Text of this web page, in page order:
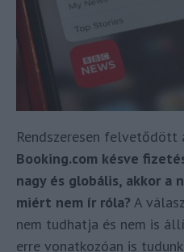
Rendszeresen felvetődött
Booking.com késve
nagy és globális, akkor a
miért nem ír róla? A
nem tudhatja és nem is
erre vonatkozóan is